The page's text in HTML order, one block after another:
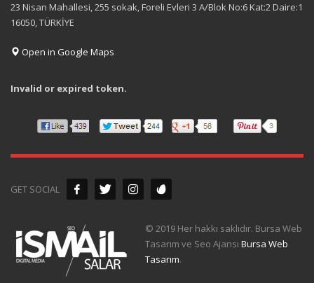
23 Nisan Mahallesi, 255 sokak, Foreli Evleri 3 A/Blok No:6 Kat:2 Daire:1
16050, TÜRKİYE
Open in Google Maps
Invalid or expired token.
GET SOCIAL
© 2019 Her hakkı saklıdır. Bursa Web
Tasarım ve Seo Ajansı Bursa Web
Tasarım.